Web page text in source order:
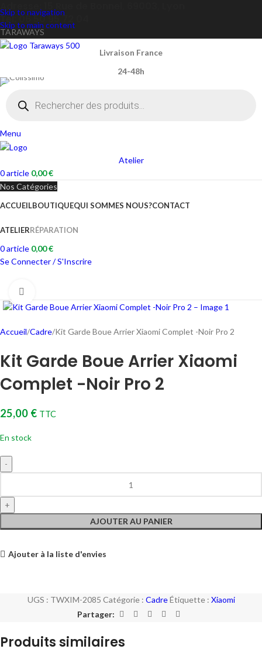
Skip to navigation
Skip to main content
Adresse: 15 Rue de Bonnel, 69003, Lyon
Tel: 06 50 95 72 04
TARAWAYS
Livraison France
24-48h
Menu
Atelier
0article 0,00€
Nos Catégories
ACCUEILBOUTIQUEQUI SOMMES NOUS?CONTACT
ATELIERRÉPARATION
0article 0,00€
Se Connecter / S'Inscrire
Accueil Cadre Kit Garde Boue Arrier Xiaomi Complet -Noir Pro 2
Kit Garde Boue Arrier Xiaomi
Complet -Noir Pro 2
25,00 € TTC
En stock
AJOUTER AU PANIER
Ajouter à la liste d'envies
UGS : TWXIM-2085 Catégorie : Cadre Étiquette : Xiaomi
Partager:
Produits similaires